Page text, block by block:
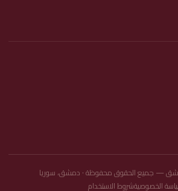
— جميع الحقوق محفوظة · دمشق، سوريا
الخصوصيةشروط الاستخدام